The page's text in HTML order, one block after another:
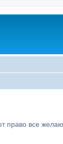
право все